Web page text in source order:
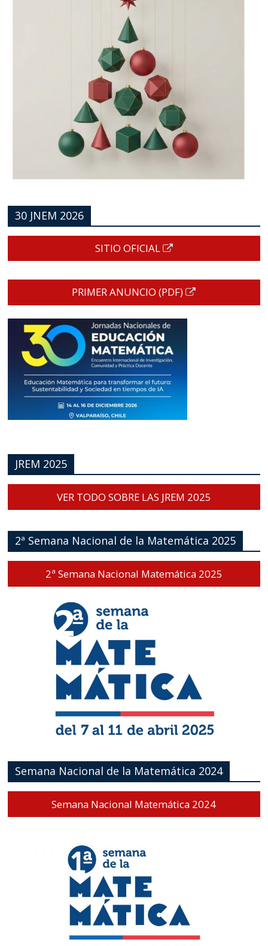
30 JNEM 2026
SITIO OFICIAL
PRIMER ANUNCIO (PDF)
JREM 2025
VER TODO SOBRE LAS JREM 2025
2ª Semana Nacional de la Matemática 2025
2ª Semana Nacional Matemática 2025
Semana Nacional de la Matemática 2024
Semana Nacional Matemática 2024